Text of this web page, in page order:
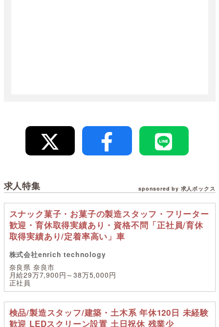
求人特集 sponsored by 求人ボックス
スナック菓子・お菓子の製造スタッフ・フリーター
歓迎・育休取得実績あり・資格不問「正社員/育休
取得実績あり/定着率高い」車
株式会社enrich technology
奈良県 奈良市
月給29万7,900円～38万5,000円
正社員
検品/製造スタッフ/建築・土木系 年休120日 未経験
歓迎 LEDスクリーン設置 土日祝休 残業少